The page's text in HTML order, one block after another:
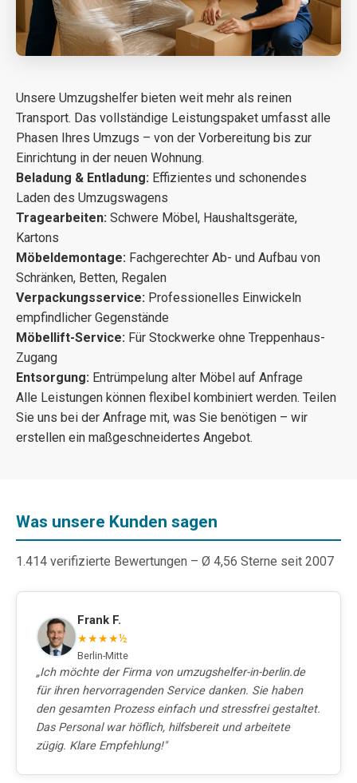
Unsere Umzugshelfer bieten weit mehr als reinen
Transport. Das vollständige Leistungspaket umfasst alle
Phasen Ihres Umzugs – von der Vorbereitung bis zur
Einrichtung in der neuen Wohnung.
Beladung & Entladung: Effizientes und schonendes
Laden des Umzugswagens
Tragearbeiten: Schwere Möbel, Haushaltsgeräte,
Kartons
Möbeldemontage: Fachgerechter Ab- und Aufbau von
Schränken, Betten, Regalen
Verpackungsservice: Professionelles Einwickeln
empfindlicher Gegenstände
Möbellift-Service: Für Stockwerke ohne Treppenhaus-
Zugang
Entsorgung: Entrümpelung alter Möbel auf Anfrage
Alle Leistungen können flexibel kombiniert werden. Teilen
Sie uns bei der Anfrage mit, was Sie benötigen – wir
erstellen ein maßgeschneidertes Angebot.
Was unsere Kunden sagen
1.414 verifizierte Bewertungen – Ø 4,56 Sterne seit 2007
Frank F.
★★★★½
Berlin-Mitte
„Ich möchte der Firma von umzugshelfer-in-berlin.de
für ihren hervorragenden Service danken. Sie haben
den gesamten Prozess einfach und stressfrei gestaltet.
Das Personal war höflich, hilfsbereit und arbeitete
zügig. Klare Empfehlung!"